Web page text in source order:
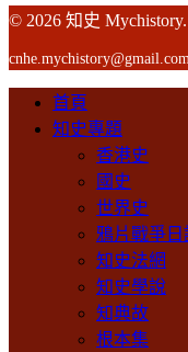
© 2026 知史
cnhe.mychistory@gmail.com
首頁
知史專題
香港史
國史
世界史
鴉片戰爭日
知史法網
知史學說
知典故
根本集